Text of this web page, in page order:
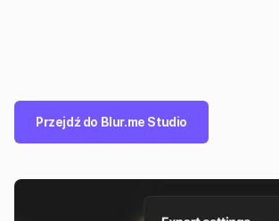
Przejdź do Blur.me Studio